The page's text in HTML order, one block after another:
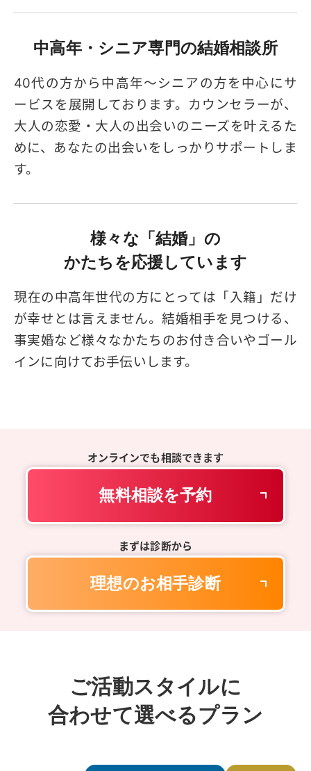
中高年・シニア専門の結婚相談所
40代の方から中高年～シニアの方を中心にサ
ービスを展開しております。カウンセラーが、
大人の恋愛・大人の出会いのニーズを叶えるた
めに、あなたの出会いをしっかりサポートしま
す。
様々な「結婚」の
かたちを応援しています
現在の中高年世代の方にとっては「入籍」だけ
が幸せとは言えません。結婚相手を見つける、
事実婚など様々なかたちのお付き合いやゴール
インに向けてお手伝いします。
オンラインでも相談できます
無料相談を予約
まずは診断から
理想のお相手診断
ご活動スタイルに
合わせて選べるプラン